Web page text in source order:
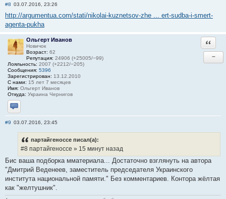
#8 03.07.2016, 23:26
http://argumentua.com/stati/nikolai-kuznetsov-zhe ... ert-sudba-i-smert-
agenta-pukha
Ольгерт Иванов
Новичок
Возраст: 62
Репутация: 24906 (+25005/−99)
Лояльность: 2007 (+2212/−205)
Сообщения: 5396
Зарегистрирован: 13.12.2010
С нами: 15 лет 7 месяцев
Имя: Ольгерт Иванов
Откуда: Украина Чернигов
Отправить личное сообщение
−
#9 03.07.2016, 23:45
партайгеноссе писал(а):
#8 партайгеноссе » 15 минут назад
Бис ваша подборка мматериала... Достаточно взглянуть на автора
"Дмитрий Веденеев, заместитель председателя Украинского
института национальной памяти." Без комментариев. Контора жёлтая
как "желтушник".